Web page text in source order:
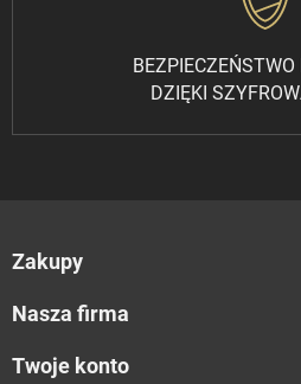
BEZPIECZEŃSTWO
DZIĘKI
Zakupy
Nasza firma
Twoje konto